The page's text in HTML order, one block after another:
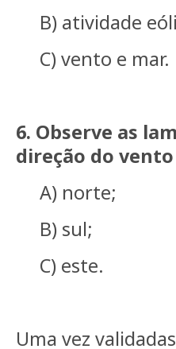
B) atividade
C) vento e mar.
6. Observe as
direção do
A) norte;
B) sul;
C) este.
Uma vez